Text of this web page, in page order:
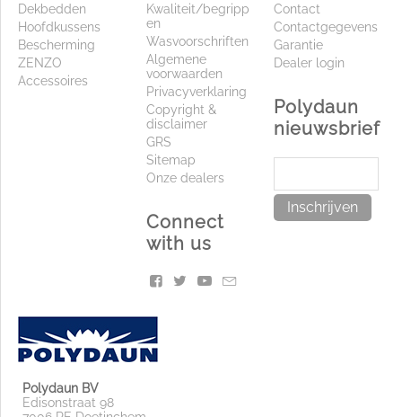
Dekbedden
Hoofdkussens
Bescherming
ZENZO
Accessoires
Kwaliteit/begripp
en
Wasvoorschriften
Algemene
voorwaarden
Privacyverklaring
Copyright &
disclaimer
GRS
Sitemap
Onze dealers
Connect
with us
Contact
Contactgegevens
Garantie
Dealer login
Polydaun
nieuwsbrief
Inschrijven
Polydaun BV
Edisonstraat 98